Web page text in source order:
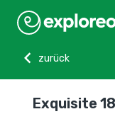
chevron_left
zurück
Exquisite